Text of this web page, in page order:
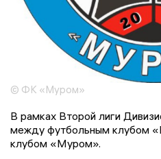
© ФК «Муром»
В рамках Второй лиги
между футбольным клубом
клубом «Муром».